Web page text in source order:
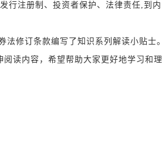
行注册制、投资者保护、法律责任,到内
修订条款编写了知识系列解读小贴士。
读内容，希望帮助大家更好地学习和理